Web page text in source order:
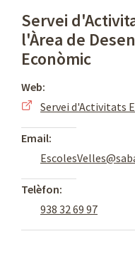
Servei
l'Àrea de
Econòmic
Web:
Servei d'Activitats
Email:
Telèfon:
938 32 69 97